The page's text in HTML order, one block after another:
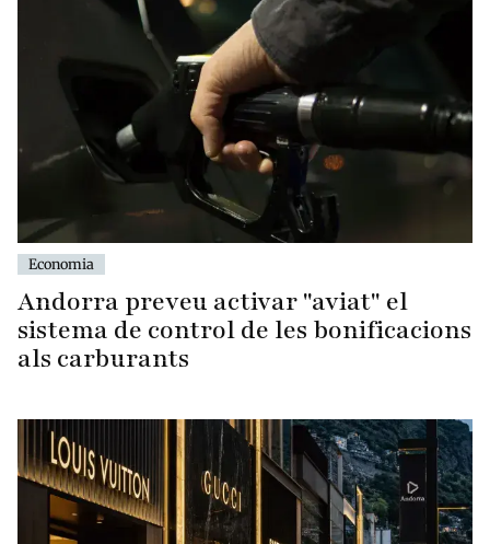
Economia
Andorra preveu activar "aviat" el
sistema de control de les bonificacions
als carburants